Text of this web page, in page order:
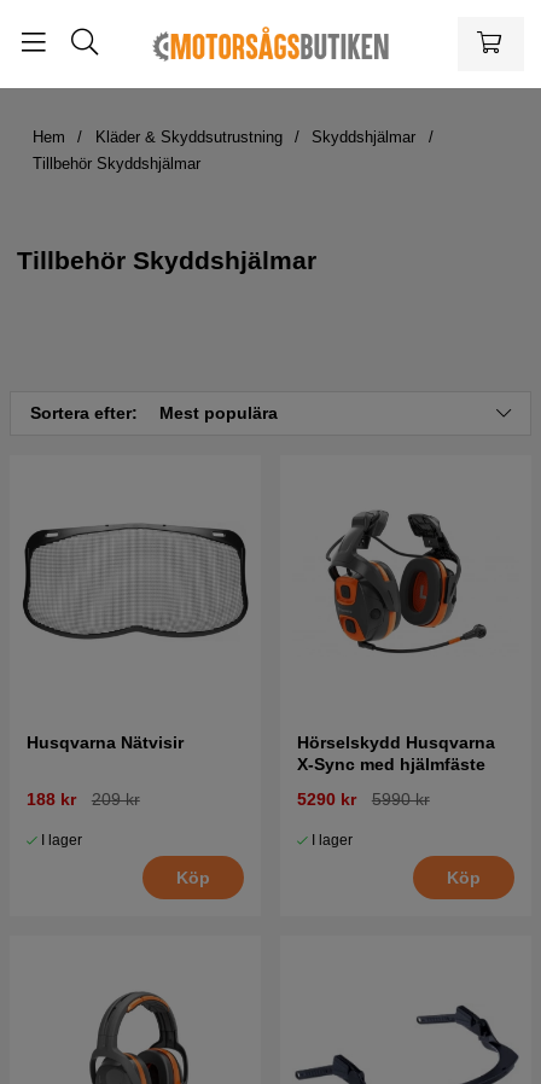
Hem Kläder & Skyddsutrustning
Skyddshjälmar
Tillbehör Skyddshjälmar
Tillbehör Skyddshjälmar
Sortera efter: Mest populära
Husqvarna Nätvisir
188 kr 209 kr
I lager
Köp
Hörselskydd Husqvarna
X-Sync med hjälmfäste
5290 kr
5990 kr
I lager
Köp